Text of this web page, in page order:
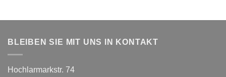
BLEIBEN SIE MIT UNS IN KONTAKT
Hochlarmarkstr. 74